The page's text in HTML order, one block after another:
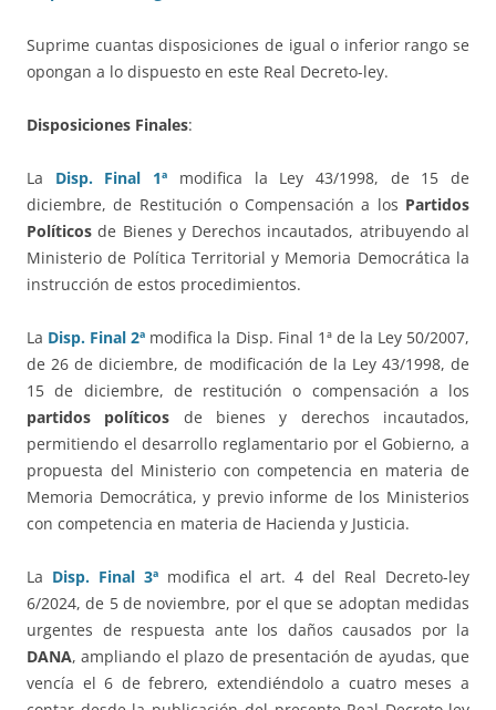
Suprime cuantas disposiciones de igual o inferior rango se
opongan a lo dispuesto en este Real Decreto-ley.
Disposiciones Finales:
La Disp. Final 1ª modifica la Ley 43/1998, de 15 de
diciembre, de Restitución o Compensación a los Partidos
Políticos de Bienes y Derechos incautados, atribuyendo al
Ministerio de Política Territorial y Memoria Democrática la
instrucción de estos procedimientos.
La Disp. Final 2ª modifica la Disp. Final 1ª de la Ley 50/2007,
de 26 de diciembre, de modificación de la Ley 43/1998, de
15 de diciembre, de restitución o compensación a los
partidos políticos de bienes y derechos incautados,
permitiendo el desarrollo reglamentario por el Gobierno, a
propuesta del Ministerio con competencia en materia de
Memoria Democrática, y previo informe de los Ministerios
con competencia en materia de Hacienda y Justicia.
La Disp. Final 3ªmodifica el art. 4 del Real Decreto-ley
6/2024, de 5 de noviembre, por el que se adoptan medidas
urgentes de respuesta ante los daños causados por la
DANA, ampliando el plazo de presentación de ayudas, que
vencía el 6 de febrero, extendiéndolo a cuatro meses a